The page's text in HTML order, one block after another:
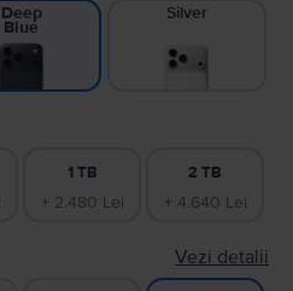
Deep
Blue
Silver
1 TB
+ 2.480 Lei
2 TB
+ 4.640 Lei
Vezi detalii